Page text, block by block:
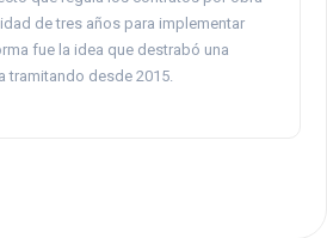
de tres años para implementar
fue la idea que destrabó una
tramitando desde 2015.